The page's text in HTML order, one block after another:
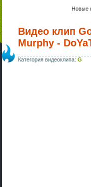
Новые
Видео клип
Murphy -
Категория видеоклипа: G